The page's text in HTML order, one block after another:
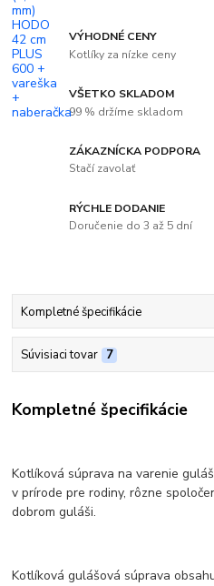
VÝHODNÉ CENY
Kotlíky za nízke ceny
VŠETKO SKLADOM
99 % držíme skladom
ZÁKAZNÍCKA PODPORA
Stačí zavolať
RÝCHLE DODANIE
Doručenie do 3 až 5 dní
Kompletné špecifikácie
Súvisiaci tovar 7
Kompletné špecifikácie
Kotlíková súprava na varenie
v prírode pre rodiny, rôzne
dobrom guláši.
Kotlíková gulášová súprava